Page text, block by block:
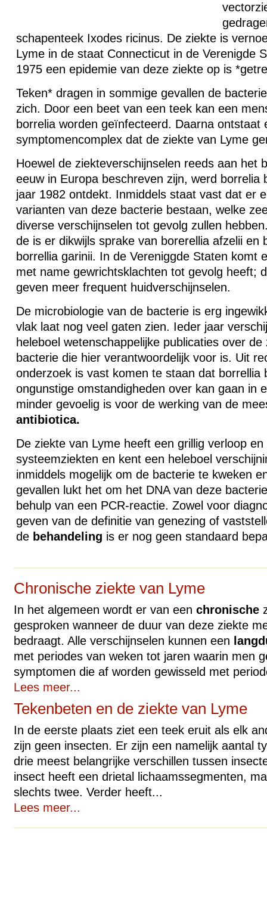
schapenteek Ixodes ricinus. De ziekte is
Lyme in de staat Connecticut in de Verenigde
1975 een epidemie van deze ziekte op is
Teken* dragen in sommige gevallen de
zich. Door een beet van een teek kan een
borrelia worden geïnfecteerd. Daarna ontstaat
symptomencomplex dat de ziekte van Lyme
Hoewel de ziekteverschijnselen reeds aan het
eeuw in Europa beschreven zijn, werd borrelia
jaar 1982 ontdekt. Inmiddels staat vast dat er
varianten van deze bacterie bestaan, welke
diverse verschijnselen tot gevolg zullen
de is er dikwijls sprake van borerellia afzelii en
borrellia garinii. In de Vereniggde Staten komt
met name gewrichtsklachten tot gevolg heeft;
geven meer frequent huidverschijnselen.
De microbiologie van de bacterie is erg
vlak laat nog veel gaten zien. Ieder jaar
heleboel wetenschappelijke publicaties over
bacterie die hier verantwoordelijk voor is. Uit
onderzoek is vast komen te staan dat borrellia
ongunstige omstandigheden over kan gaan in
minder gevoelig is voor de werking van de
antibiotica.
De ziekte van Lyme heeft een grillig verloop
systeemziekten en kent een heleboel
inmiddels mogelijk om de bacterie te kweken
gevallen lukt het om het DNAvan deze
behulp van een PCR-reactie. Zowel voor
geven van de definitie van genezing of
de behandeling is er nog geen standaard
Chronische ziekte van Lyme
In het algemeen wordt er van een chronische
gesproken wanneer de duur van deze ziekte
bedraagt. Alle verschijnselen kunnen een
met periodes van weken tot jaren waarin men
symptomen die af worden gewisseld met
Lees meer...
Tekenbeten en de ziekte van Lyme
In de eerste plaats ziet een teek eruit als elk
zijn geen insecten. Er zijn een namelijk aantal
drie meest belangrijke verschillen tussen
insect heeft een drietal lichaamssegmenten,
slechts twee. Verder heeft...
Lees meer...